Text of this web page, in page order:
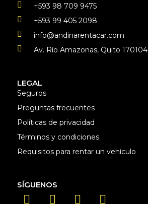
+593 98 709 9475
+593 99 405 2098
info@andinarentacar.com
Av. Río Amazonas, Quito 170104
LEGAL
Seguros
Preguntas frecuentes
Políticas de privacidad
Términos y condiciones
Requisitos para rentar un vehículo
SÍGUENOS